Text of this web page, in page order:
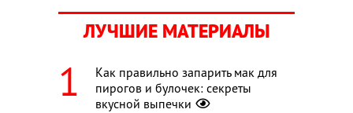
ЛУЧШИЕ МАТЕРИАЛЫ
Как правильно запарить мак для
пирогов и булочек: секреты
вкусной выпечки